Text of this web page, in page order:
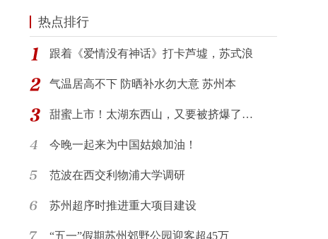
热点排行
跟着《爱情没有神话》打卡芦墟，苏式浪
气温居高不下 防晒补水勿大意 苏州本
甜蜜上市！太湖东西山，又要被挤爆了…
今晚一起来为中国姑娘加油！
范波在西交利物浦大学调研
苏州超序时推进重大项目建设
“五一”假期苏州郊野公园迎客超45万